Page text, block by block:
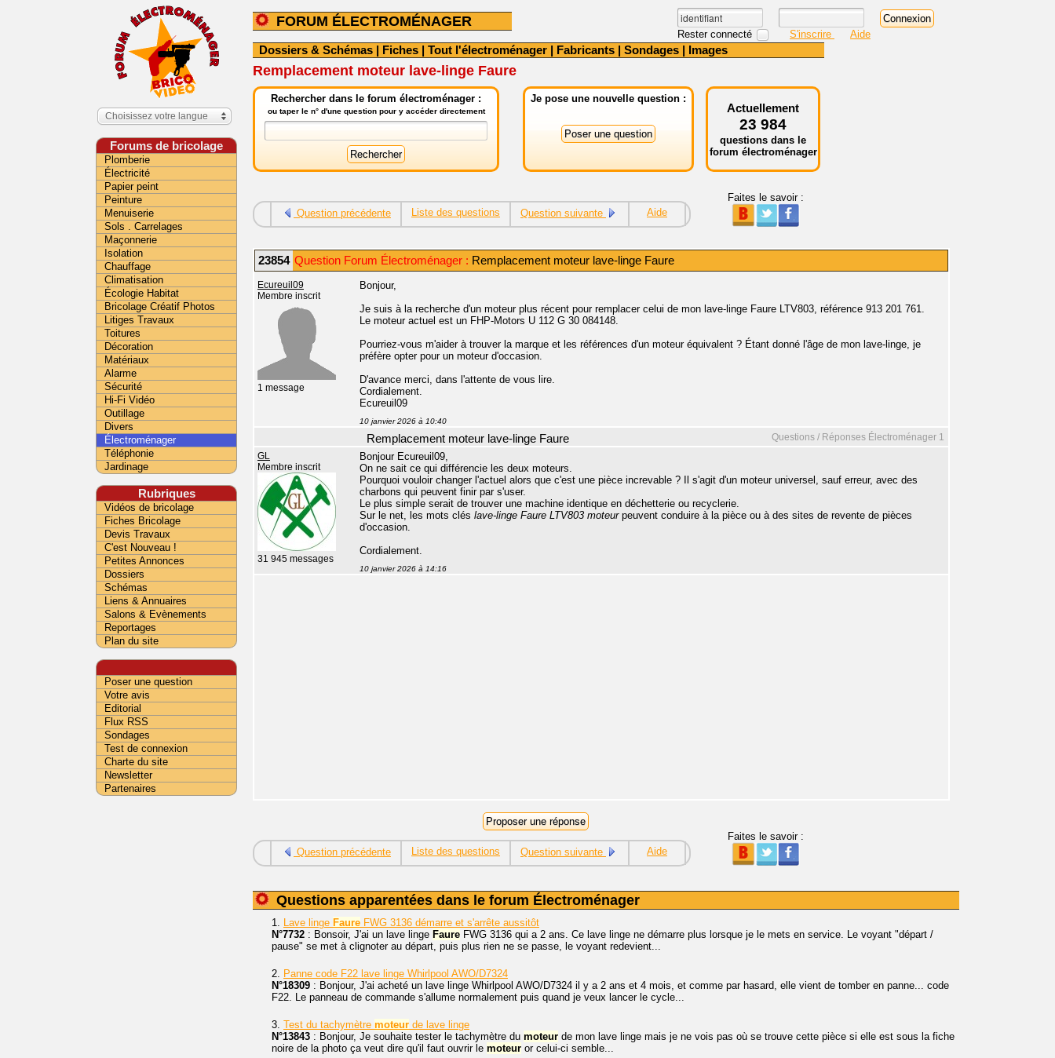
FORUM ÉLECTROMÉNAGER
Rester connecté S'inscrire Aide
Dossiers & Schémas | Fiches | Tout l'électroménager | Fabricants | Sondages | Images
Remplacement moteur lave-linge Faure
Rechercher dans le forum électroménager :
ou taper le n° d'une question pour y accéder directement
Je pose une nouvelle question :
Actuellement
23 984
questions dans le
forum électroménager
Question précédente Liste des questions Question suivante Aide
Faites le savoir :
23854 Question Forum Électroménager : Remplacement moteur lave-linge Faure
Ecureuil09
Membre inscrit
1 message
Bonjour,
Je suis à la recherche d'un moteur plus récent pour remplacer celui de mon lave-linge Faure LTV803, référence 913 201 761.
Le moteur actuel est un FHP-Motors U 112 G 30 084148.
Pourriez-vous m'aider à trouver la marque et les références d'un moteur équivalent ? Étant donné l'âge de mon lave-linge, je
préfère opter pour un moteur d'occasion.
D'avance merci, dans l'attente de vous lire.
Cordialement.
Ecureuil09
10 janvier 2026 à 10:40
Questions / Réponses Électroménager 1
Remplacement moteur lave-linge Faure
GL
Membre inscrit
31 945 messages
Bonjour Ecureuil09,
On ne sait ce qui différencie les deux moteurs.
Pourquoi vouloir changer l'actuel alors que c'est une pièce increvable ? Il s'agit d'un moteur universel, sauf erreur, avec des
charbons qui peuvent finir par s'user.
Le plus simple serait de trouver une machine identique en déchetterie ou recyclerie.
Sur le net, les mots clés lave-linge Faure LTV803 moteurpeuvent conduire à la pièce ou à des sites de revente de pièces
d'occasion.
Cordialement.
10 janvier 2026 à 14:16
Question précédente Liste des questions Question suivante Aide
Faites le savoir :
Questions apparentées dans le forum Électroménager
1. Lave linge Faure FWG 3136 démarre et s'arrête aussitôt
N°7732 : Bonsoir, J'ai un lave linge Faure FWG 3136 qui a 2 ans. Ce lave linge ne démarre plus lorsque je le mets en service. Le voyant "départ /
pause" se met à clignoter au départ, puis plus rien ne se passe, le voyant redevient...
2. Panne code F22 lave linge Whirlpool AWO/D7324
N°18309 : Bonjour, J'ai acheté un lave linge Whirlpool AWO/D7324 il y a 2 ans et 4 mois, et comme par hasard, elle vient de tomber en panne... code
F22. Le panneau de commande s'allume normalement puis quand je veux lancer le cycle...
3. Test du tachymètre moteur de lave linge
N°13843 : Bonjour, Je souhaite tester le tachymètre du moteur de mon lave linge mais je ne vois pas où se trouve cette pièce si elle est sous la fiche
noire de la photo ça veut dire qu'il faut ouvrir le moteur or celui-ci semble...
Choisissez votre langue
Forums de bricolage
Plomberie
Électricité
Papier peint
Peinture
Menuiserie
Sols . Carrelages
Maçonnerie
Isolation
Chauffage
Climatisation
Écologie Habitat
Bricolage Créatif Photos
Litiges Travaux
Toitures
Décoration
Matériaux
Alarme
Sécurité
Hi-Fi Vidéo
Outillage
Divers
Électroménager
Téléphonie
Jardinage
Rubriques
Vidéos de bricolage
Fiches Bricolage
Devis Travaux
C'est Nouveau !
Petites Annonces
Dossiers
Schémas
Liens & Annuaires
Salons & Evènements
Reportages
Plan du site
Poser une question
Votre avis
Editorial
Flux RSS
Sondages
Test de connexion
Charte du site
Newsletter
Partenaires